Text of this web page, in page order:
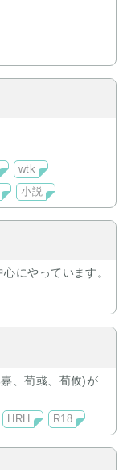
wtk
小説
にやっています。
、荀彧、荀攸)が
HRH R18